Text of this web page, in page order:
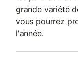
grande variété
vous pourrez
l'année.